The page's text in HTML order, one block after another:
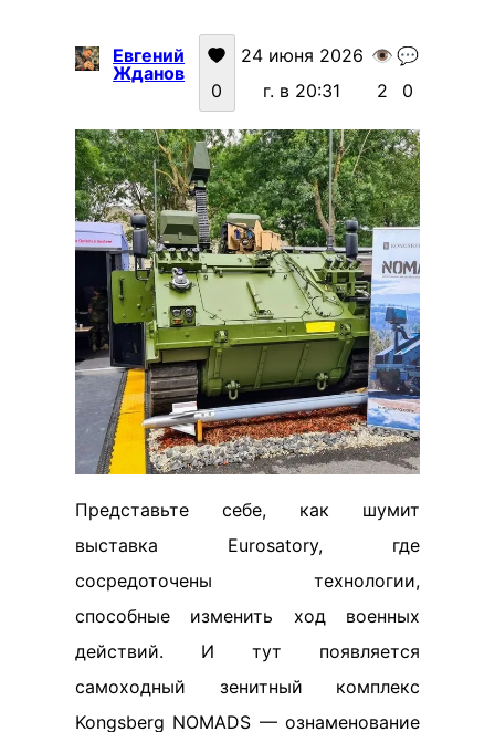
Евгений
Жданов
0
24 июня 2026
г. в 20:31
👁️
2
💬
0
Представьте себе, как шумит
выставка Eurosatory, где
сосредоточены технологии,
способные изменить ход военных
действий. И тут появляется
самоходный зенитный комплекс
Kongsberg NOMADS — ознаменование